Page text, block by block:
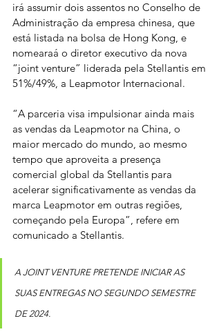
irá assumir dois assentos no Conselho de
Administração da empresa chinesa, que
está listada na bolsa de Hong Kong, e
nomearaá o diretor executivo da nova
“joint venture” liderada pela Stellantis em
51%/49%, a Leapmotor Internacional.
“A parceria visa impulsionar ainda mais
as vendas da Leapmotor na China, o
maior mercado do mundo, ao mesmo
tempo que aproveita a presença
comercial global da Stellantis para
acelerar significativamente as vendas da
marca Leapmotor em outras regiões,
começando pela Europa”, refere em
comunicado a Stellantis.
A JOINT VENTURE PRETENDE INICIAR AS
SUAS ENTREGAS NO SEGUNDO SEMESTRE
DE 2024.